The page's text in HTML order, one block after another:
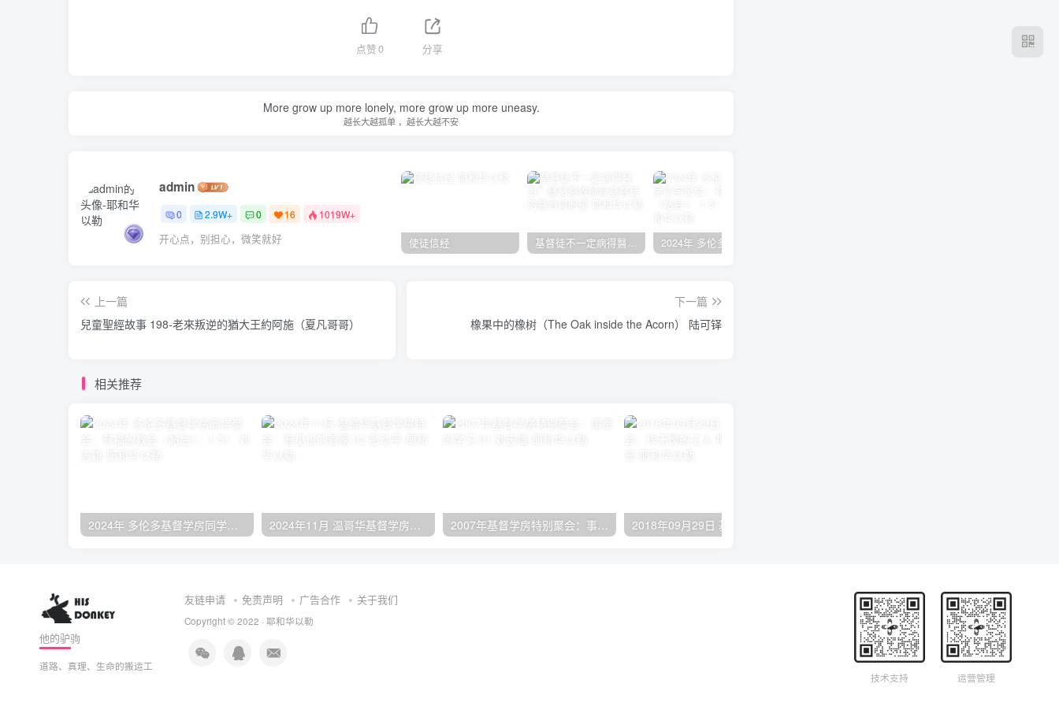
点赞0 分享
More grow up more lonely, more grow up more uneasy.
越长大越孤单 ，越长大越不安
admin
0 2.9W+ 0 16 1019W+
开心点，别担心，微笑就好 使徒信经
上一篇
兒童聖經故事 198-老來叛逆的猶大王約阿施（夏凡哥哥）
下一篇
橡果中的橡树（The Oak inside the Acorn） 陆可铎
相关推荐
他的驴驹
道路、真理、生命的搬运工
友链申请 免责声明 广告合作 关于我们
Copyright © 2022 · 耶和华以勒
技术支持 运营管理